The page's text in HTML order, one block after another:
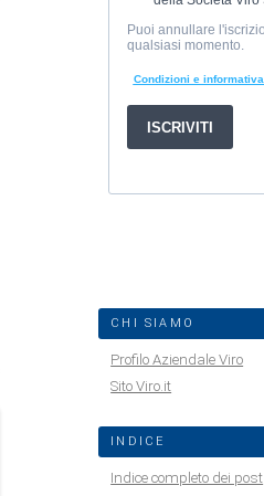
CHI SIAMO
Profilo Aziendale Viro
Sito Viro.it
INDICE
Indice completo dei post